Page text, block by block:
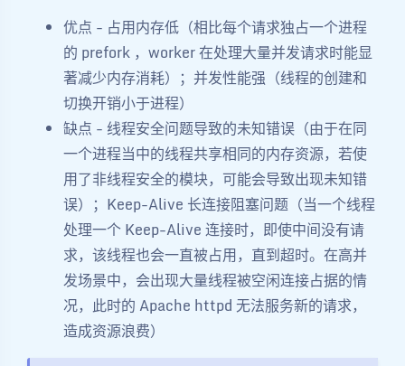
优点 - 占用内存低（相比每个请求独占一个进程
的 prefork ，worker 在处理大量并发请求时能显
著减少内存消耗）；并发性能强（线程的创建和
切换开销小于进程）
缺点 - 线程安全问题导致的未知错误（由于在同
一个进程当中的线程共享相同的内存资源，若使
用了非线程安全的模块，可能会导致出现未知错
误）；Keep-Alive 长连接阻塞问题（当一个线程
处理一个 Keep-Alive 连接时，即使中间没有请
求，该线程也会一直被占用，直到超时。在高并
发场景中，会出现大量线程被空闲连接占据的情
况，此时的 Apache httpd 无法服务新的请求，
造成资源浪费）